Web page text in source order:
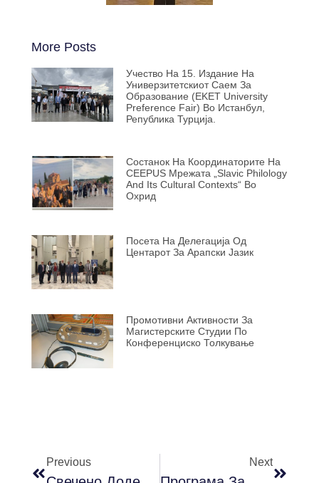
More Posts
Учество На 15. Издание На
Универзитетскиот Саем За
Образование (EKET University
Preference Fair) Во Истанбул,
Република Турција.
Состанок На Координаторите На
CEEPUS Мрежата „Slavic Philology
And Its Cultural Contexts“ Во
Охрид
Посета На Делегација Од
Центарот За Арапски Јазик
Промотивни Активности За
Магистерските Студии По
Конференциско Толкување
Previous Next